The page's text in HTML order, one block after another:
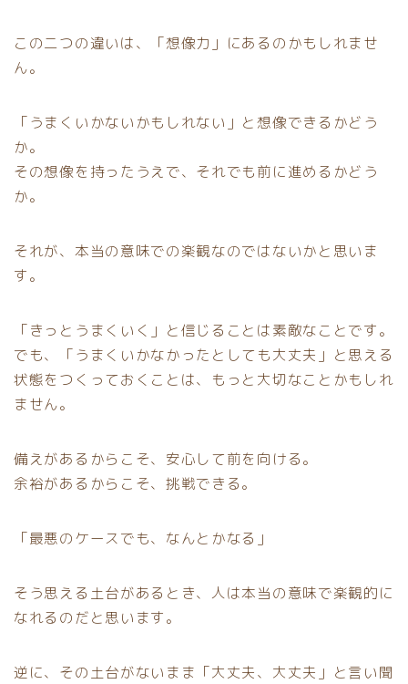
この二つの違いは、「想像力」にあるのかもしれませ
ん。
「うまくいかないかもしれない」と想像できるかどう
か。
その想像を持ったうえで、それでも前に進めるかどう
か。
それが、本当の意味での楽観なのではないかと思いま
す。
「きっとうまくいく」と信じることは素敵なことです。
でも、「うまくいかなかったとしても大丈夫」と思える
状態をつくっておくことは、もっと大切なことかもしれ
ません。
備えがあるからこそ、安心して前を向ける。
余裕があるからこそ、挑戦できる。
「最悪のケースでも、なんとかなる」
そう思える土台があるとき、人は本当の意味で楽観的に
なれるのだと思います。
逆に、その土台がないまま「大丈夫、大丈夫」と言い聞